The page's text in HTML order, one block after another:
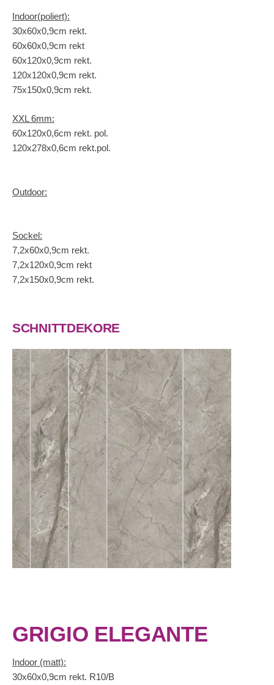
Indoor(poliert):
30x60x0,9cm rekt.
60x60x0,9cm rekt
60x120x0,9cm rekt.
120x120x0,9cm rekt.
75x150x0,9cm rekt.
XXL 6mm:
60x120x0,6cm rekt. pol.
120x278x0,6cm rekt.pol.
Outdoor:
Sockel:
7,2x60x0,9cm rekt.
7,2x120x0,9cm rekt
7,2x150x0,9cm rekt.
SCHNITTDEKORE
GRIGIO ELEGANTE
Indoor (matt):
30x60x0,9cm rekt. R10/B